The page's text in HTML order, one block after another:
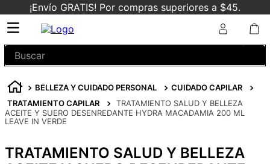
¡Envío GRATIS! Por compras superiores a $45.
Buscar
BELLEZA Y CUIDADO PERSONAL
CUIDADO CAPILAR
TRATAMIENTO CAPILAR
TRATAMIENTO SALUD Y BELLEZA
ACEITE Y SUERO DESENREDANTE HYDRA MACADAMIA 200 ML
LEAVE IN VERDE
TRATAMIENTO SALUD Y BELLEZA